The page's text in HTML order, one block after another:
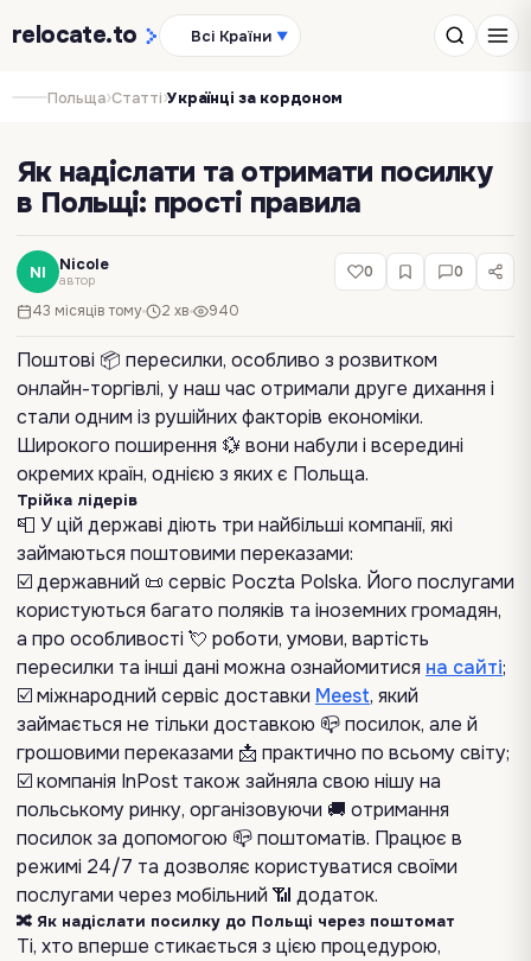
relocate.to Всі Країни ▼
Польща›Статті›Українці за кордоном
Як надіслати та отримати посилку
в Польщі: прості правила
NI Nicole
автор
43 місяців тому 2 хв 940
0 0
Поштові 📦 пересилки, особливо з розвитком
онлайн-торгівлі, у наш час отримали друге дихання і
стали одним із рушійних факторів економіки.
Широкого поширення 💱 вони набули і всередині
окремих країн, однією з яких є Польща.
Трійка лідерів
📮 У цій державі діють три найбільші компанії, які
займаються поштовими переказами:
☑️ державний 📜 сервіс Poczta Polska. Його послугами
користуються багато поляків та іноземних громадян,
а про особливості 💘 роботи, умови, вартість
пересилки та інші дані можна ознайомитися на сайті;
☑️ міжнародний сервіс доставки Meest, який
займається не тільки доставкою 📪 посилок, але й
грошовими переказами 📩 практично по всьому світу;
☑️ компанія InPost також зайняла свою нішу на
польському ринку, організовуючи 🚚 отримання
посилок за допомогою 📪 поштоматів. Працює в
режимі 24/7 та дозволяє користуватися своїми
послугами через мобільний 📶 додаток.
🔀 Як надіслати посилку до Польщі через поштомат
Ті, хто вперше стикається з цією процедурою,